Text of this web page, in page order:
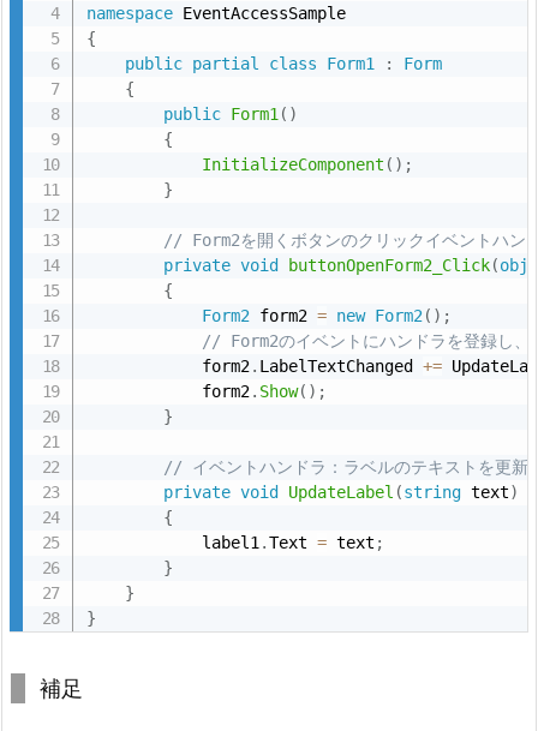
体
ま
と
め
5.
ま
と
めevent
Action
Action<string>
使用例:
void UpdateLabel(string newText)
置き換えの可能性:
namespace
{
public partial class Form1 :
Form
{
public Form1 ( )
{
InitializeComponent ( ) ;
}
// Form2を開くボタンのクリックイベントハン
private void buttonOpenForm2_Click(
{
Form2 form2 = new Form2 ( ) ;
// Form2のイベントにハンドラを登録し、
            form2
. LabelTextChanged +=
            form2
. Show( ) ;
}
// イベントハンドラ：ラベルのテキストを更新
private void UpdateLabel (string text)
{
            label1
.Text = text ;
}
}
}
補足